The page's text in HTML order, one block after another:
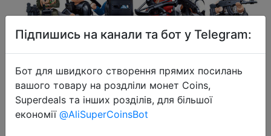
Підпишись на канали та бот у Telegram:
Бот для швидкого створення прямих посилань
вашого товару на роздліли монет Coins,
Superdeals та інших розділів, для більшої
економії @AliSuperCoinsBot